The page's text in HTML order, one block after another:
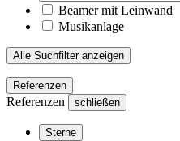
Beamer mit Leinwand
Musikanlage
Alle Suchfilter anzeigen
Referenzen
Referenzen schließen
Sterne